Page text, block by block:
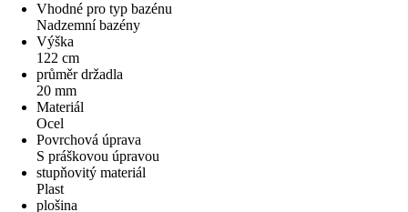
Vhodné pro typ bazénu
Nadzemní bazény
Výška
122 cm
průměr držadla
20 mm
Materiál
Ocel
Povrchová úprava
S práškovou úpravou
stupňovitý materiál
Plast
plošina